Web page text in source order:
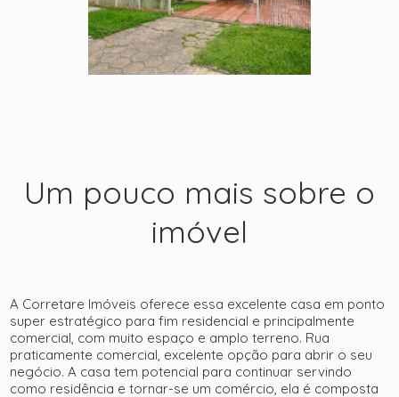
Um pouco mais sobre o
imóvel
A Corretare Imóveis oferece essa excelente casa em ponto
super estratégico para fim residencial e principalmente
comercial, com muito espaço e amplo terreno. Rua
praticamente comercial, excelente opção para abrir o seu
negócio. A casa tem potencial para continuar servindo
como residência e tornar-se um comércio, ela é composta